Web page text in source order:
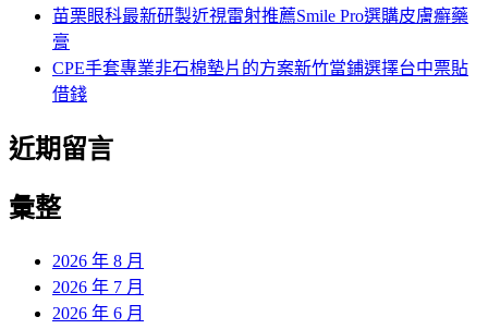
苗栗眼科最新研製近視雷射推薦Smile Pro選購皮膚癬藥
膏
CPE手套專業非石棉墊片的方案新竹當鋪選擇台中票貼
借錢
近期留言
彙整
2026 年 8 月
2026 年 7 月
2026 年 6 月